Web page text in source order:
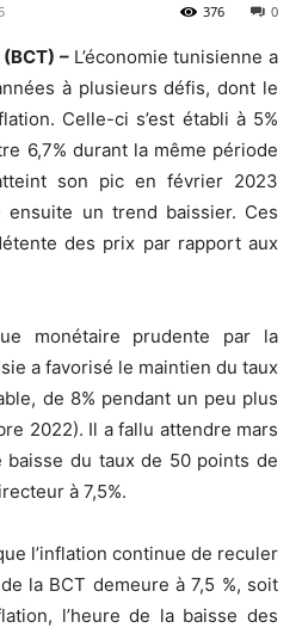
0
376
– L’économie tunisienne a
à plusieurs défis, dont le
Celle-ci s’est établi à 5%
6,7% durant la même période
son pic en février 2023
ensuite un trend baissier. Ces
des prix par rapport aux
monétaire prudente par la
a favorisé le maintien du taux
de 8% pendant un peu plus
2022). Il a fallu attendre mars
du taux de 50 points de
à 7,5%.
l’inflation continue de reculer
la BCT demeure à 7,5 %, soit
l’heure de la baisse des